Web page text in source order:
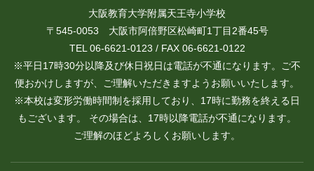
大阪教育大学附属天王寺小学校
〒545-0053 大阪市阿倍野区松崎町1丁目2番45号
TEL 06-6621-0123 / FAX 06-6621-0122
※平日17時30分以降及び休日祝日は電話が不通になります。ご不
便おかけしますが、ご理解いただきますようお願いいたします。
※本校は変形労働時間制を採用しており、17時に勤務を終える日
もございます。 その場合は、17時以降電話が不通になります。
ご理解のほどよろしくお願いします。